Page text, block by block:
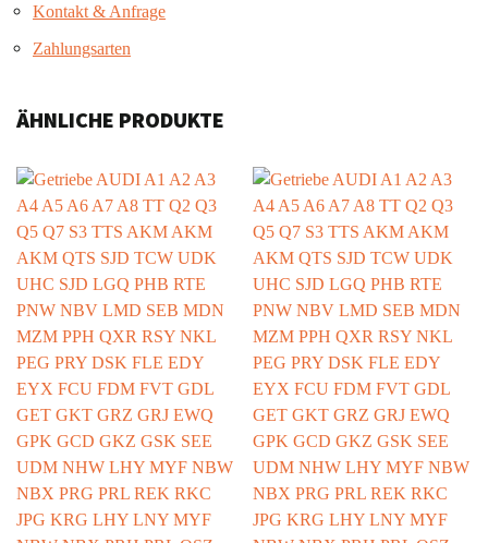
Kontakt & Anfrage
Zahlungsarten
ÄHNLICHE PRODUKTE